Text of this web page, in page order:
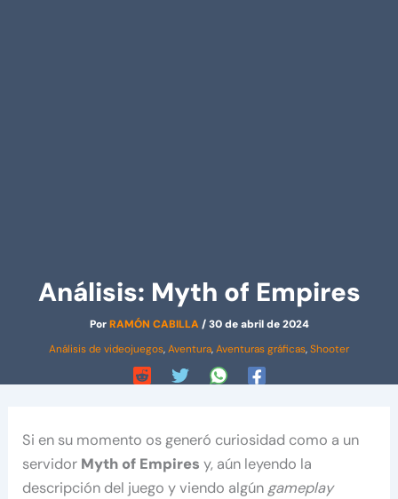
Análisis: Myth of Empires
PorRAMÓN CABILLA/30 de abril de 2024
Análisis de videojuegos,Aventura,Aventuras gráficas,Shooter
Si en su momento os generó curiosidad como a un
servidor Myth of Empires y, aún leyendo la
descripción del juego y viendo algún gameplay